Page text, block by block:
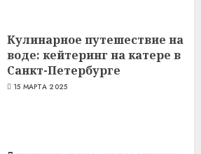
Кулинарное путешествие на
воде: кейтеринг на катере в
Санкт-Петербурге
15 МАРТА 2025